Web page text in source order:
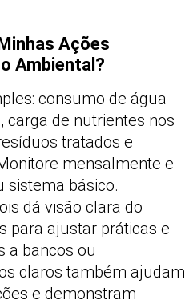
Ações
Ambiental?
consumo de água
carga de nutrientes nos
tratados e
mensalmente e
sistema básico.
dá visão clara do
para ajustar práticas e
a bancos ou
claros também ajudam
e demonstram